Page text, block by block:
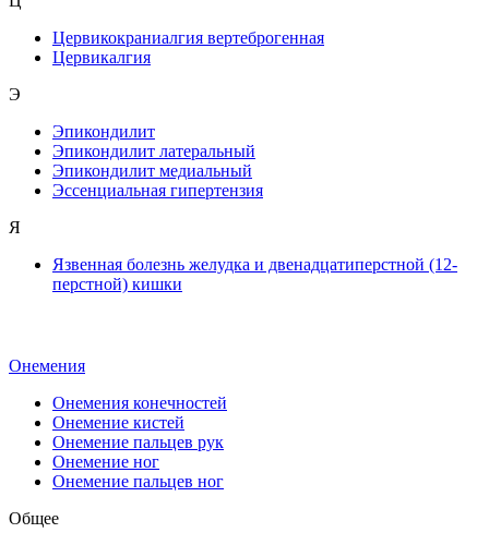
Цервикокраниалгия вертеброгенная
Цервикалгия
Э
Эпикондилит
Эпикондилит латеральный
Эпикондилит медиальный
Эссенциальная гипертензия
Я
Язвенная болезнь желудка и двенадцатиперстной (12-
перстной) кишки
Онемения
Онемения конечностей
Онемение кистей
Онемение пальцев рук
Онемение ног
Онемение пальцев ног
Общее